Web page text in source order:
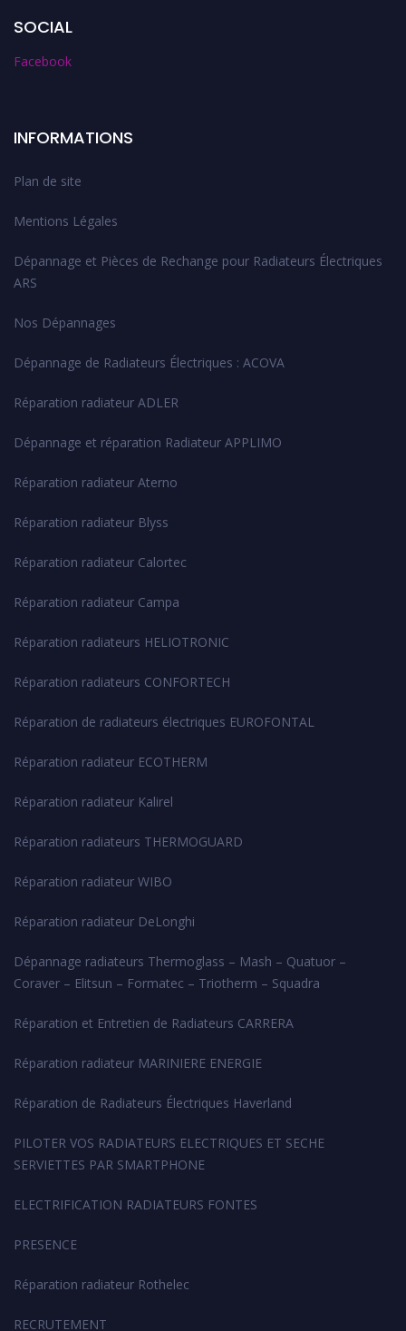
SOCIAL
Facebook
INFORMATIONS
Plan de site
Mentions Légales
Dépannage et Pièces de Rechange pour Radiateurs Électriques
ARS
Nos Dépannages
Dépannage de Radiateurs Électriques : ACOVA
Réparation radiateur ADLER
Dépannage et réparation Radiateur APPLIMO
Réparation radiateur Aterno
Réparation radiateur Blyss
Réparation radiateur Calortec
Réparation radiateur Campa
Réparation radiateurs HELIOTRONIC
Réparation radiateurs CONFORTECH
Réparation de radiateurs électriques EUROFONTAL
Réparation radiateur ECOTHERM
Réparation radiateur Kalirel
Réparation radiateurs THERMOGUARD
Réparation radiateur WIBO
Réparation radiateur DeLonghi
Dépannage radiateurs Thermoglass – Mash – Quatuor –
Coraver – Elitsun – Formatec – Triotherm – Squadra
Réparation et Entretien de Radiateurs CARRERA
Réparation radiateur MARINIERE ENERGIE
Réparation de Radiateurs Électriques Haverland
PILOTER VOS RADIATEURS ELECTRIQUES ET SECHE
SERVIETTES PAR SMARTPHONE
ELECTRIFICATION RADIATEURS FONTES
PRESENCE
Réparation radiateur Rothelec
RECRUTEMENT